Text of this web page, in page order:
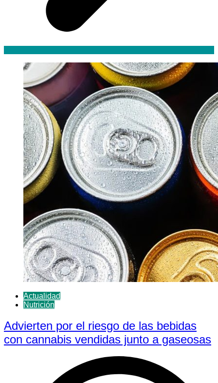
Actualidad
Nutrición
Advierten por el riesgo de las bebidas
con cannabis vendidas junto a gaseosas